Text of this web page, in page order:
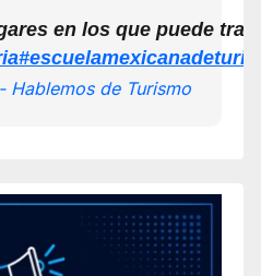
en los que puede
de Turismo